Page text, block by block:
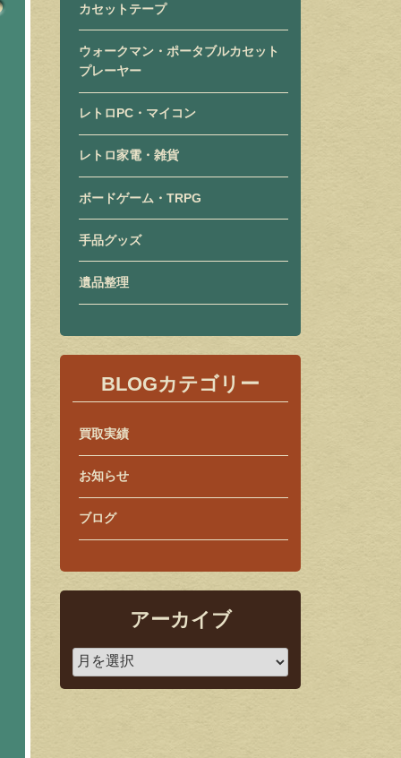
カセットテープ
ウォークマン・ポータブルカセット
プレーヤー
レトロPC・マイコン
レトロ家電・雑貨
ボードゲーム・TRPG
手品グッズ
遺品整理
BLOGカテゴリー
買取実績
お知らせ
ブログ
アーカイブ